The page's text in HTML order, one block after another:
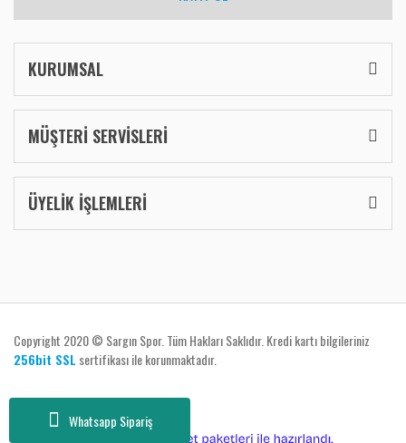
Whatsapp Sipariş
KURUMSAL
MÜŞTERİ SERVİSLERİ
ÜYELİK İŞLEMLERİ
Copyright 2020 © Sargın Spor. Tüm Hakları Saklıdır. Kredi kartı bilgileriniz
256bit SSL sertifikası ile korunmaktadır.
e-